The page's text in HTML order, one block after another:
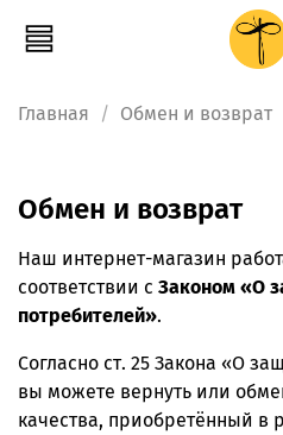
Главная Обмен и возврат
Обмен и возврат
Наш интернет-магазин
соответствии с Законом «О
потребителей».
Согласно ст. 25 Закона «О
вы можете вернуть или
качества, приобретённый в